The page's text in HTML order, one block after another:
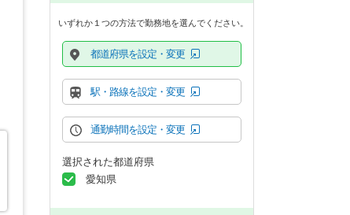
いずれか１つの方法で勤務地を選んでください。
都道府県を設定・変更
駅・路線を設定・変更
通勤時間を設定・変更
選択された都道府県
愛知県